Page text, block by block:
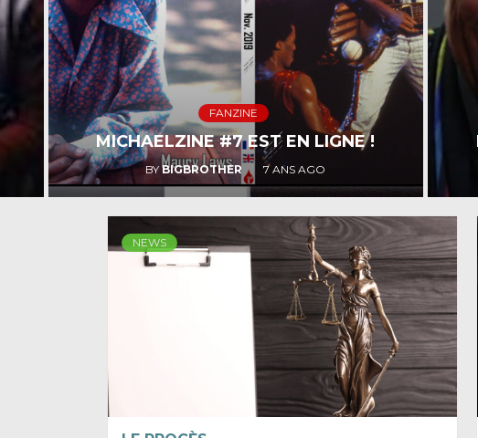
NEWS
DISPARITION DE QUINCY JONES
BY BIGBROTHER 2 ANS AGO
NEWS